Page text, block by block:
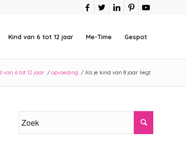
Kind van 6 tot 12 jaar Me-Time Gespot
van 6 tot 12 jaar / opvoeding / Als je kind van 8 jaar liegt.